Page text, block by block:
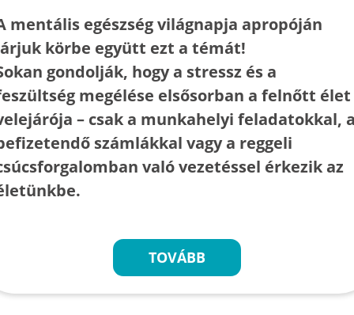
mentális egészség világnapja apropóján
körbe együtt ezt a témát!
gondolják, hogy a stressz és a
megélése elsősorban a felnőtt élet
– csak a munkahelyi feladatokkal,
számlákkal vagy a reggeli
való vezetéssel érkezik az
TOVÁBB